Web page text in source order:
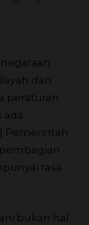
dan
peraturan
ada
Pemerintah
rasa
bukan hal